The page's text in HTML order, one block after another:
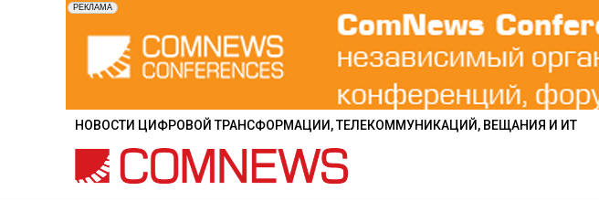
содержанию
НОВОСТИ ЦИФРОВОЙ ТРАНСФОРМАЦИИ, ТЕЛЕКОММУНИКАЦИЙ, ВЕЩАНИЯ И ИТ